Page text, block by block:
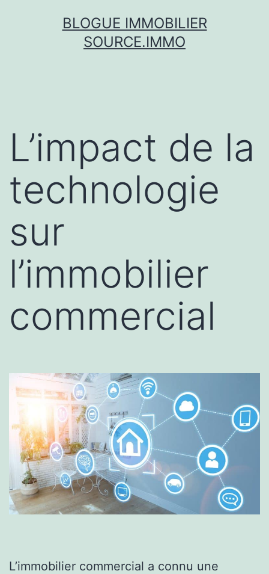
BLOGUE IMMOBILIER
SOURCE.IMMO
L’impact de la
technologie
sur
l’immobilier
commercial
L’immobilier commercial a connu une